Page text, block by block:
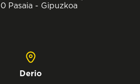
Pasaia - Gipuzkoa
Derio